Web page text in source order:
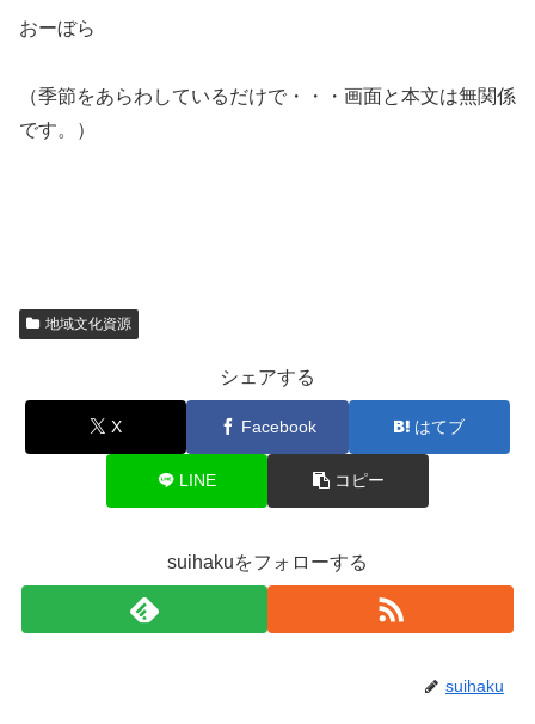
おーぼら
（季節をあらわしているだけで・・・画面と本文は無関係
です。）
地域文化資源
シェアする
X Facebook はてブ
LINE コピー
suihakuをフォローする
suihaku